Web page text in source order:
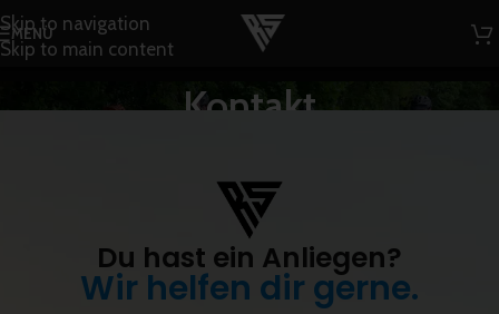
Skip to navigation
Skip to main content
MENÜ
Kontakt
Du hast ein Anliegen?
Wir helfen dir gerne.